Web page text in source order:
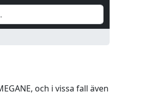
och i vissa fall även